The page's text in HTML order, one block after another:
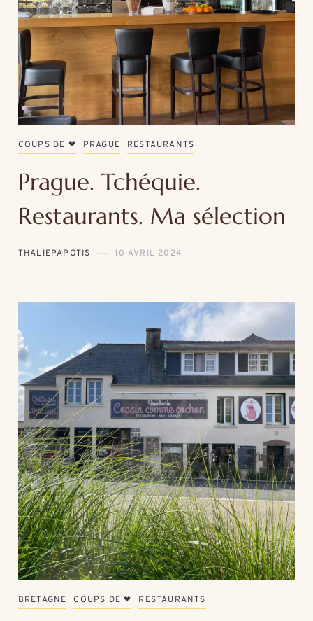
COUPS DE ❤ PRAGUE RESTAURANTS
Prague. Tchéquie.
Restaurants. Ma sélection
THALIEPAPOTIS 10 AVRIL 2024
BRETAGNE COUPS DE ❤ RESTAURANTS